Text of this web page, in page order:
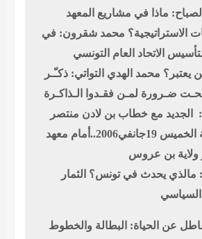
الصباح: ماذا في مشاريع المعهد
الاستراتيجية؟ محمد شقرون: في
الاتحاد العام التونسي
يعتبر؟ محمد الهدي التواتي: ذكـّـر
ضـرورة لمـن فقـدوا الـذاكـرة
مع خطاب بن لادن منتصر
مجدالدين: عشية الخميس 19جانفي2006..أمام معهد
ولاية بن عروس
مالذي يحدث في تونس؟ الثمار
السياسي
عن الحياة: البطالة والخطوط